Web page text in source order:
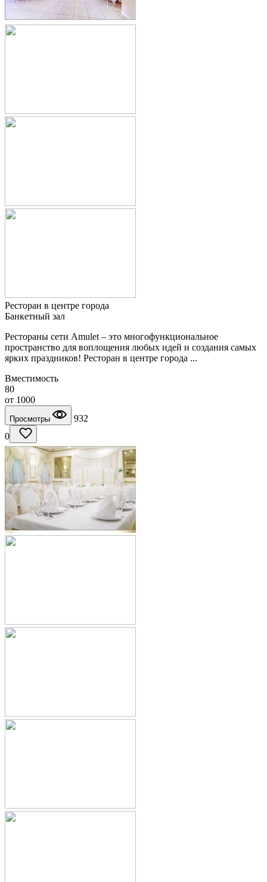
Ресторан в центре города
Банкетный зал
Рестораны сети Amulet – это многофункциональное
пространство для воплощения любых идей и создания самых
ярких праздников! Ресторан в центре города ...
Вместимость
80
от 1000
Просмотры
932
0